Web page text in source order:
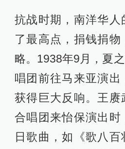
抗战时期，南洋华人
了最高点，捐钱捐物
略。1938年9月，夏
唱团前往马来亚演出
获得巨大反响。王赓
合唱团来怡保演出时
日歌曲，如《歌八